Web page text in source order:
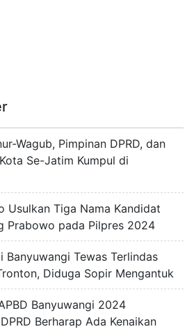
Wagub, Pimpinan DPRD, dan
Se-Jatim Kumpul di
Usulkan Tiga Nama Kandidat
Prabowo pada Pilpres 2024
Banyuwangi Tewas Terlindas
Diduga Sopir Mengantuk
Banyuwangi 2024
Berharap Ada Kenaikan